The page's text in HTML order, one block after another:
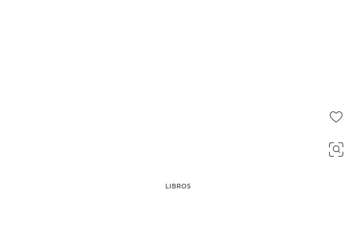
LIBROS